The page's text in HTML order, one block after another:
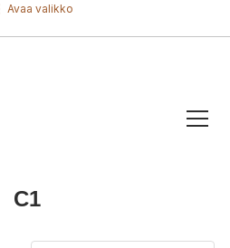
Avaa valikko
C1